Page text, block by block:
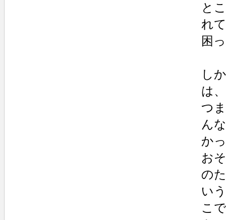
と
れ
困
し
は
つ
ん
か
お
の
い
こ